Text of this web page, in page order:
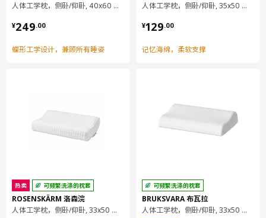
人体工学枕，侧卧/仰卧, 40x60 厘米
¥249.00
¥ 249.00
蝶形工学设计，兼顾所有睡姿
热卖 可频繁洗涤的枕套
ROSENSKÄRM 洛森浣
人体工学枕，侧卧/仰卧, 33x50 厘米
人体工学枕，侧卧/仰卧, 35x50 厘米
¥129.00
¥ 129.00
记忆海绵，柔软支撑
可频繁洗涤的枕套
BRUKSVARA 布瓦拉
人体工学枕，侧卧/仰卧, 33x50 厘米